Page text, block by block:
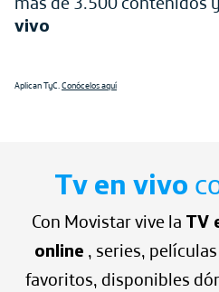
vivo
Aplican TyC.Conócelos aquí
Tv en vivo
Con Movistar vive la TV
online , series,
favoritos, disponibles